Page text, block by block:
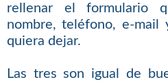
rellenar el formulario
nombre, teléfono, e-mail
quiera dejar.
Las tres son igual de